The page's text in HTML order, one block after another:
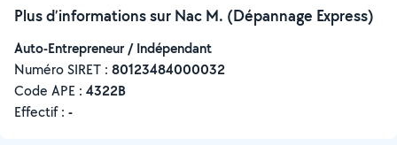
Plus d’informations sur Nac M. (Dépannage Express)
Auto-Entrepreneur / Indépendant
Numéro SIRET : ‍80123484000032
Code APE : 4322B
Effectif : -